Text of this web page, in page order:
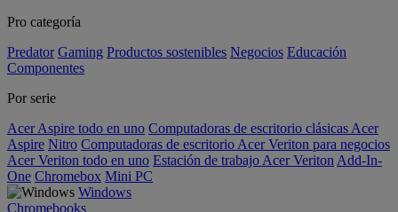
Pro categoría
Predator Gaming Productos sostenibles Negocios Educación
Componentes
Por serie
Acer Aspire todo en uno Computadoras de escritorio clásicas Acer
Aspire Nitro Computadoras de escritorio Acer Veriton para negocios
Acer Veriton todo en uno Estación de trabajo Acer Veriton Add-In-
One Chromebox Mini PC
Windows
Chromebooks